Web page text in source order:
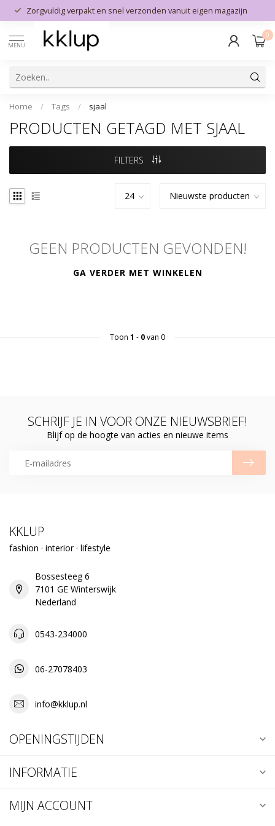
Zorgvuldig verpakt en snel verzonden vanuit eigen magazijn
MENU
0
Home / Tags / sjaal
PRODUCTEN GETAGD MET SJAAL
FILTERS
GEEN PRODUCTEN GEVONDEN!
GA VERDER MET WINKELEN
Toon 1 - 0van 0
SCHRIJF JE IN VOOR ONZE NIEUWSBRIEF!
Blijf op de hoogte van acties en nieuwe items
KKLUP
fashion · interior · lifestyle
Bossesteeg 6
7101 GE Winterswijk
Nederland
0543-234000
06-27078403
info@kklup.nl
OPENINGSTIJDEN
INFORMATIE
MIJN ACCOUNT